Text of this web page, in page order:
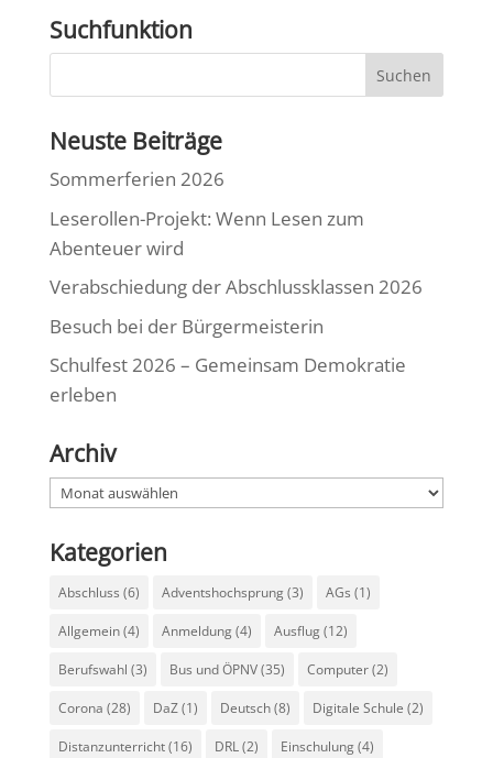
Suchfunktion
Neuste Beiträge
Sommerferien 2026
Leserollen-Projekt: Wenn Lesen zum
Abenteuer wird
Verabschiedung der Abschlussklassen 2026
Besuch bei der Bürgermeisterin
Schulfest 2026 – Gemeinsam Demokratie
erleben
Archiv
Archiv
Kategorien
Abschluss (6) Adventshochsprung(3) AGs (1)
Allgemein(4) Anmeldung(4) Ausflug(12)
Berufswahl (3) Bus und ÖPNV(35) Computer(2)
Corona (28) DaZ(1) Deutsch(8) Digitale Schule (2)
Distanzunterricht(16) DRL(2) Einschulung(4)